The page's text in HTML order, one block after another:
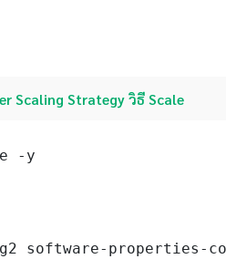
Scaling Strategy วิธี Scale
-y
software-properties-